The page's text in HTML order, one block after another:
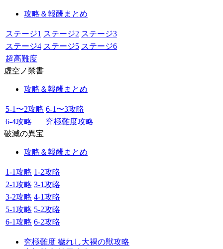
攻略＆報酬まとめ
ステージ1 ステージ2 ステージ3
ステージ4 ステージ5 ステージ6
超高難度
虚空ノ禁書
攻略＆報酬まとめ
5-1〜2攻略 6-1〜3攻略
6-4攻略
究極難度攻略
破滅の異宝
攻略＆報酬まとめ
1-1攻略 1-2攻略
2-1攻略 3-1攻略
3-2攻略 4-1攻略
5-1攻略 5-2攻略
6-1攻略 6-2攻略
究極難度 穢れし大禍の獣攻略